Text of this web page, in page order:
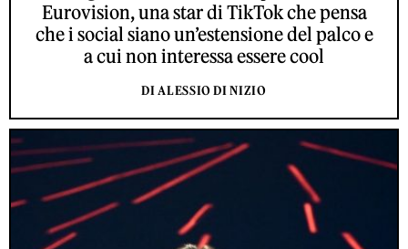
Eurovision, una star di TikTok che pensa
che i social siano un’estensione del palco e
a cui non interessa essere cool
DI ALESSIO DI NIZIO